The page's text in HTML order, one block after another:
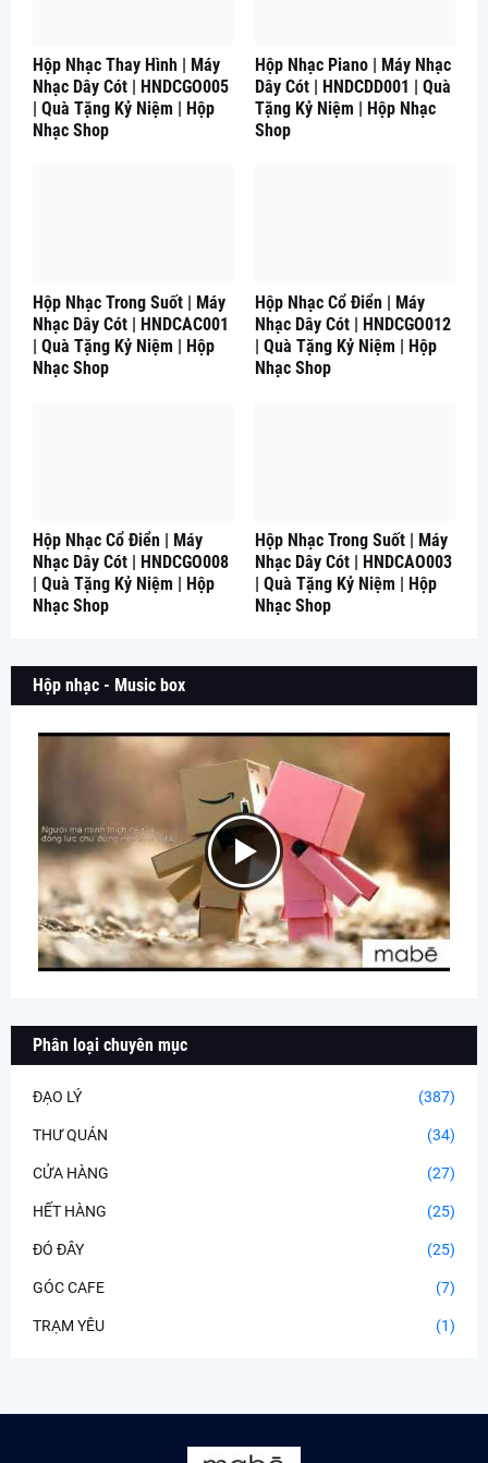
Hộp Nhạc Thay Hình | Máy
Nhạc Dây Cót | HNDCGO005
| Quà Tặng Kỷ Niệm | Hộp
Nhạc Shop
Hộp Nhạc Piano | Máy Nhạc
Dây Cót | HNDCDD001 | Quà
Tặng Kỷ Niệm | Hộp Nhạc
Shop
Hộp Nhạc Trong Suốt | Máy
Nhạc Dây Cót | HNDCAC001
| Quà Tặng Kỷ Niệm | Hộp
Nhạc Shop
Hộp Nhạc Cổ Điển | Máy
Nhạc Dây Cót | HNDCGO012
| Quà Tặng Kỷ Niệm | Hộp
Nhạc Shop
Hộp Nhạc Cổ Điển | Máy
Nhạc Dây Cót | HNDCGO008
| Quà Tặng Kỷ Niệm | Hộp
Nhạc Shop
Hộp Nhạc Trong Suốt | Máy
Nhạc Dây Cót | HNDCAO003
| Quà Tặng Kỷ Niệm | Hộp
Nhạc Shop
Hộp nhạc - Music box
Phân loại chuyên mục
ĐẠO LÝ (387)
THƯ QUÁN (34)
CỬA HÀNG (27)
HẾT HÀNG (25)
ĐÓ ĐÂY (25)
GÓC CAFE (7)
TRẠM YÊU (1)